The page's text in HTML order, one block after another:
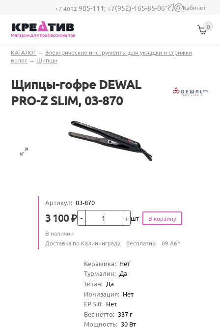
Перейти к основному содержанию
+7 4012 985-111;+7(952)-165-85-06
(link sends e-
Кабинет
Магазин для профессионалов
0
Вы здесь
КАТАЛОГ →Электрические инструменты для укладки и стрижки
волос → Щипцы
Щипцы-гофре DEWAL
PRO-Z SLIM, 03-870
Артикул: 03-870
Цена
3 100 ₽Кол-во шт
Количество
В наличии
Условия доставки
Доставка по Калининграду бесплатно 09 Авг
Характеристики
Керамика: Нет
Турмалин: Да
Титан: Да
Ионизация: Нет
EP 5.0: Нет
Вес нетто: 337 г
Мощность: 30 Вт